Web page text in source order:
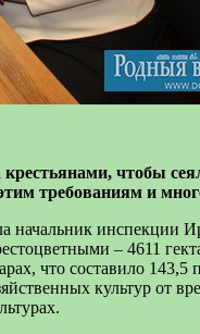
чтобы
требованиям и
начальник
– 4611
что составило
культур от